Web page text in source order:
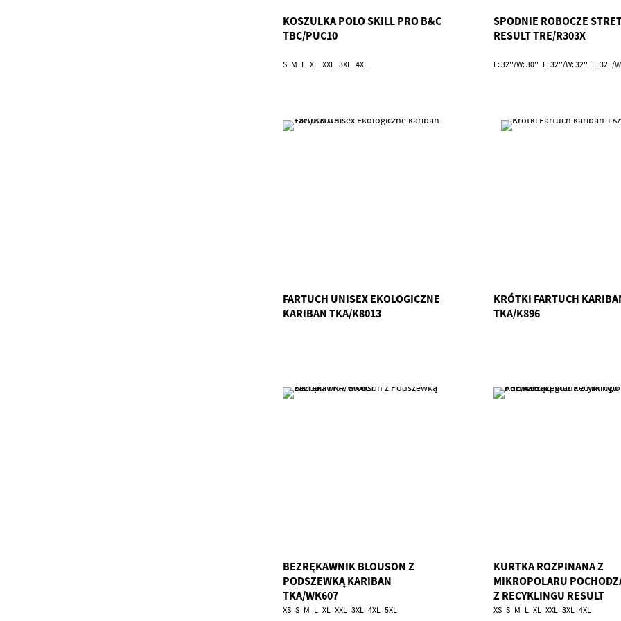
KOSZULKA POLO SKILL PRO B&C
TBC/PUC10
S M L XL XXL 3XL 4XL
SPODNIE ROBOCZE
RESULT TRE/R303X
L: 32''/W: 30'' L: 32''/W: 32'' L: 32''/
FARTUCH UNISEX EKOLOGICZNE
KARIBAN TKA/K8013
KRÓTKI FARTUCH
TKA/K896
BEZRĘKAWNIK BLOUSON Z
PODSZEWKĄ KARIBAN
TKA/WK607
XS S M L XL XXL 3XL 4XL 5XL
KURTKA ROZPINANA Z
MIKROPOLARU
Z RECYKLINGU RESULT
TRE/R907X
XS S M L XL XXL 3XL 4XL